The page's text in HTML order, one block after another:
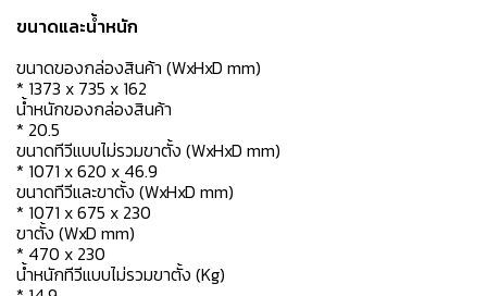
ขนาดและน้ำหนัก
ขนาดของกล่องสินค้า (WxHxD mm)
* 1373 x 735 x 162
น้ำหนักของกล่องสินค้า
* 20.5
ขนาดทีวีแบบไม่รวมขาตั้ง (WxHxD mm)
* 1071 x 620 x 46.9
ขนาดทีวีและขาตั้ง (WxHxD mm)
* 1071 x 675 x 230
ขาตั้ง (WxD mm)
* 470 x 230
น้ำหนักทีวีแบบไม่รวมขาตั้ง (Kg)